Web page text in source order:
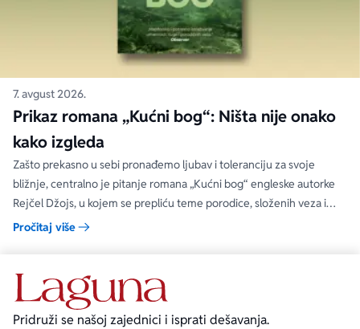
7. avgust 2026.
Prikaz romana „Kućni bog“: Ništa nije onako
kako izgleda
Zašto prekasno u sebi pronađemo ljubav i toleranciju za svoje
bližnje, centralno je pitanje romana „Kućni bog“ engleske autorke
Rejčel Džojs, u kojem se prepliću teme porodice, složenih veza i
umetnosti.
Pročitaj više
Pridruži se našoj zajednici i isprati dešavanja.